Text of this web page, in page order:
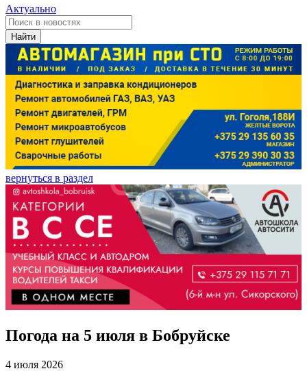
Актуально
Найти
вернуться в раздел
Погода на 5 июля в Бобруйске
4 июля 2026